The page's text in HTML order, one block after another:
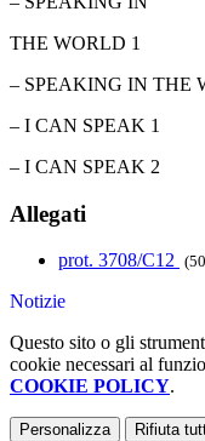
THE WORLD 1
– SPEAKING IN THE
– I CAN SPEAK 1
– I CAN SPEAK 2
Allegati
prot. 3708/C12
Notizie
Questo sito o gli
cookie necessari al
COOKIE POLICY.
Personalizza Rifiuta